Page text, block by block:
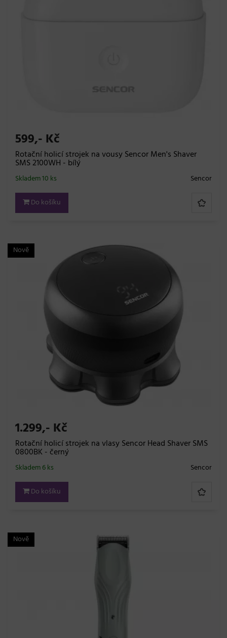
599,- Kč
Rotační holicí strojek na vousy Sencor Men's Shaver
SMS 2100WH - bílý
Sencor
Skladem 10 ks
Do košíku
Nově
1.299,- Kč
Rotační holicí strojek na vlasy Sencor Head Shaver SMS
0800BK - černý
Sencor
Skladem 6 ks
Do košíku
Nově